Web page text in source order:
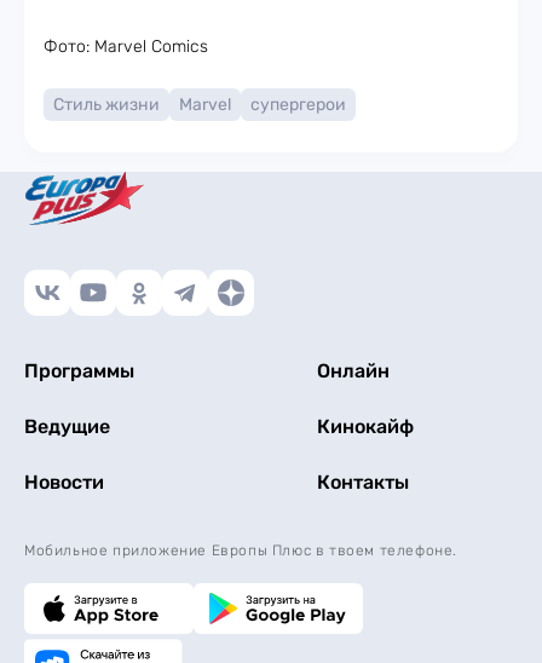
Фото: Marvel Comics
Стиль жизни Marvel супергерои
Программы Онлайн
Ведущие Кинокайф
Новости Контакты
Мобильное приложение Европы Плюс в твоем телефоне.